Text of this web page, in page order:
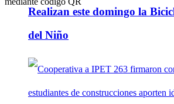
Realizan este domingo la
del Niño